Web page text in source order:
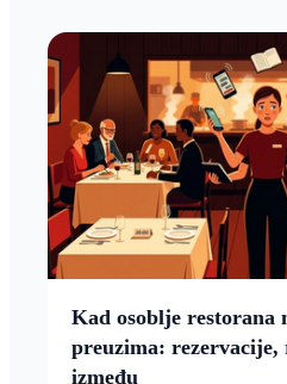
Kad osoblje restorana
preuzima: rezervacije,
između